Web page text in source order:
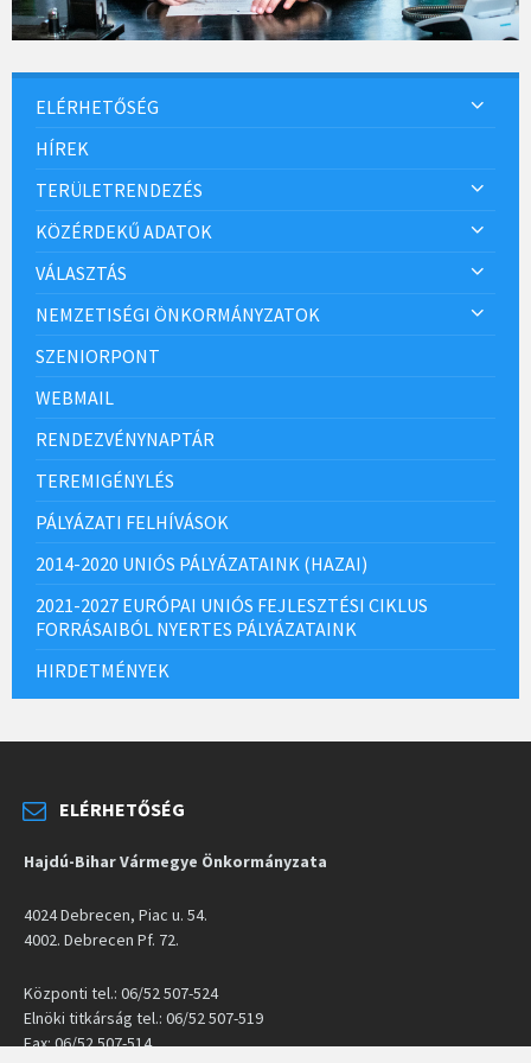
ELÉRHETŐSÉG
HÍREK
TERÜLETRENDEZÉS
KÖZÉRDEKŰ ADATOK
VÁLASZTÁS
NEMZETISÉGI ÖNKORMÁNYZATOK
SZENIORPONT
WEBMAIL
RENDEZVÉNYNAPTÁR
TEREMIGÉNYLÉS
PÁLYÁZATI FELHÍVÁSOK
2014-2020 UNIÓS PÁLYÁZATAINK (HAZAI)
2021-2027 EURÓPAI UNIÓS FEJLESZTÉSI CIKLUS
FORRÁSAIBÓL NYERTES PÁLYÁZATAINK
HIRDETMÉNYEK
ELÉRHETŐSÉG
Hajdú-Bihar Vármegye Önkormányzata
4024 Debrecen, Piac u. 54.
4002. Debrecen Pf. 72.
Központi tel.: 06/52 507-524
Elnöki titkárság tel.: 06/52 507-519
Fax: 06/52 507-514